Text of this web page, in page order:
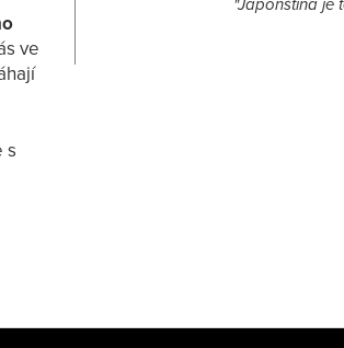
co s ní souvisí."
"Japonština je
ve
s